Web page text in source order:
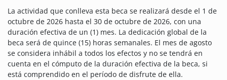
La actividad que conlleva esta beca se realizará desde el 1 de
octubre de 2026 hasta el 30 de octubre de 2026, con una
duración efectiva de un (1) mes. La dedicación global de la
beca será de quince (15) horas semanales. El mes de agosto
se considera inhábil a todos los efectos y no se tendrá en
cuenta en el cómputo de la duración efectiva de la beca, si
está comprendido en el período de disfrute de ella.